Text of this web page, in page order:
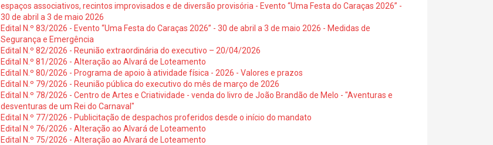
espaços associativos, recintos improvisados e de diversão provisória - Evento “Uma Festa do Caraças 2026” -
30 de abril a 3 de maio 2026
Edital N.º 83/2026 - Evento “Uma Festa do Caraças 2026” - 30 de abril a 3 de maio 2026 - Medidas de
Segurança e Emergência
Edital N.º 82/2026 - Reunião extraordinária do executivo – 20/04/2026
Edital N.º 81/2026 - Alteração ao Alvará de Loteamento
Edital N.º 80/2026 - Programa de apoio à atividade física - 2026 - Valores e prazos
Edital N.º 79/2026 - Reunião pública do executivo do mês de março de 2026
Edital N.º 78/2026 - Centro de Artes e Criatividade - venda do livro de João Brandão de Melo - "Aventuras e
desventuras de um Rei do Carnaval"
Edital N.º 77/2026 - Publicitação de despachos proferidos desde o início do mandato
Edital N.º 76/2026 - Alteração ao Alvará de Loteamento
Edital N.º 75/2026 - Alteração ao Alvará de Loteamento